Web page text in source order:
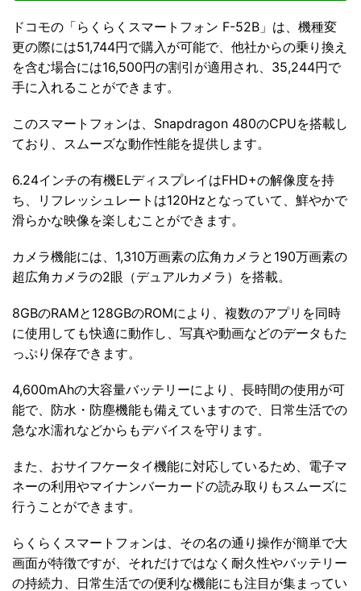
ドコモの「らくらくスマートフォン F-52B」は、機種変
更の際には51,744円で購入が可能で、他社からの乗り換え
を含む場合には16,500円の割引が適用され、35,244円で
手に入れることができます。
このスマートフォンは、Snapdragon 480のCPUを搭載し
ており、スムーズな動作性能を提供します。
6.24インチの有機ELディスプレイはFHD+の解像度を持
ち、リフレッシュレートは120Hzとなっていて、鮮やかで
滑らかな映像を楽しむことができます。
カメラ機能には、1,310万画素の広角カメラと190万画素の
超広角カメラの2眼（デュアルカメラ）を搭載。
8GBのRAMと128GBのROMにより、複数のアプリを同時
に使用しても快適に動作し、写真や動画などのデータもた
っぷり保存できます。
4,600mAhの大容量バッテリーにより、長時間の使用が可
能で、防水・防塵機能も備えていますので、日常生活での
急な水濡れなどからもデバイスを守ります。
また、おサイフケータイ機能に対応しているため、電子マ
ネーの利用やマイナンバーカードの読み取りもスムーズに
行うことができます。
らくらくスマートフォンは、その名の通り操作が簡単で大
画面が特徴ですが、それだけではなく耐久性やバッテリー
の持続力、日常生活での便利な機能にも注目が集まってい